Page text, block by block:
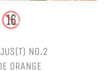
NO.2
ORANGE